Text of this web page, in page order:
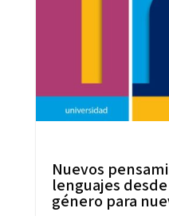
Nuevos
lenguajes
género para